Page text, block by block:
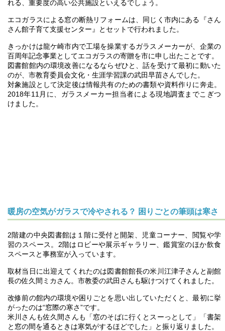
れる、重要度の高い公共施設といえるでしょう。
エコガラスによる窓の断熱リフォームは、同じく市内にある『さん
さん館子育て支援センター』とセットで行われました。
きっかけは龍ケ崎市内で工場を操業するガラスメーカーが、企業の
百周年記念事業としてエコガラスの寄贈を市に申し出たことです。
図書館館内の環境改善になるならぜひと、話を受けて最初に動いた
のが、市教育委員会文化・生涯学習課の武田早苗さんでした。
対象施設として決定後は情報共有のための書類や資料作りに奔走。
2018年11月に、ガラスメーカー担当者による現地調査までこぎつ
けました。
暖房の空気がガラスで冷やされる？ 困りごとの筆頭は寒さ
2階建の中央図書館は１階に受付と開架、児童コーナー、閲覧や学
習のスペース。2階はロビーや展示ギャラリー、鑑賞室のほか飲食
スペースと事務室が入っています。
取材当日に出迎えてくれたのは図書館館長の米川江津子さんと副館
長の佐久間ミカさん。市教委の武田さんも駆けつけてくれました。
改修前の館内の環境や困りごとを思い出していただくと、最初に挙
がったのは“窓際の寒さ”です。
米川さんも佐久間さんも「窓のそばに行くとスーっとして」「書架
と窓の間を通るときは寒気がするほどでした」と振り返りました。